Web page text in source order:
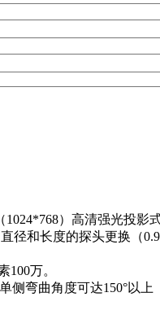
）高清强光投影
径和长度的探头更换（
100万。
侧弯曲角度可达150°以上